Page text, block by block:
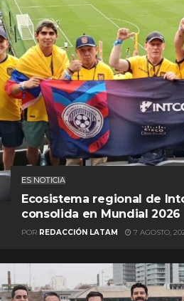
ES NOTICIA
Ecosistema regional de
consolida en Mundial 2026
POR REDACCIÓN LATAM 7 AGOSTO,